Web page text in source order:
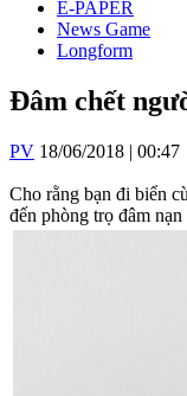
E-PAPER
News Game
Longform
Đâm chết
PV 18/06/2018 | 00:47
Cho rằng bạn đi biển
đến phòng trọ đâm